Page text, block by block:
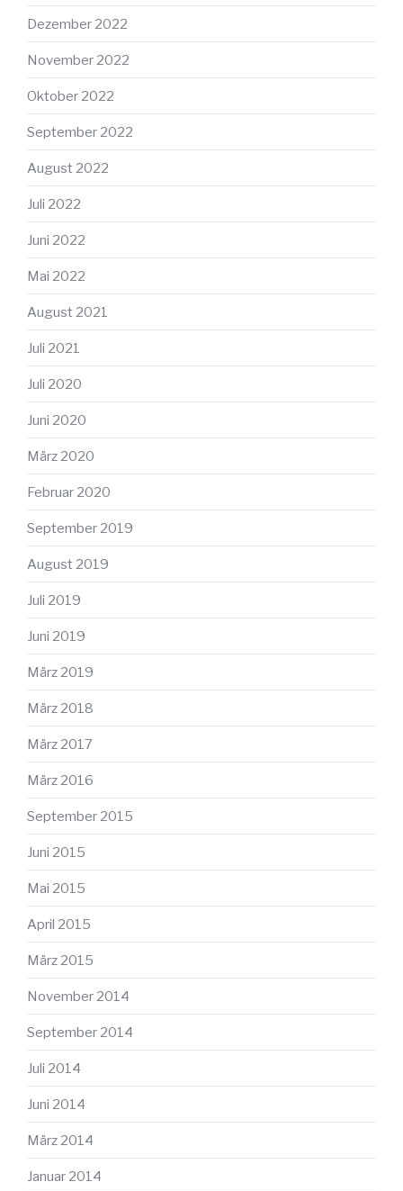
Dezember 2022
November 2022
Oktober 2022
September 2022
August 2022
Juli 2022
Juni 2022
Mai 2022
August 2021
Juli 2021
Juli 2020
Juni 2020
März 2020
Februar 2020
September 2019
August 2019
Juli 2019
Juni 2019
März 2019
März 2018
März 2017
März 2016
September 2015
Juni 2015
Mai 2015
April 2015
März 2015
November 2014
September 2014
Juli 2014
Juni 2014
März 2014
Januar 2014